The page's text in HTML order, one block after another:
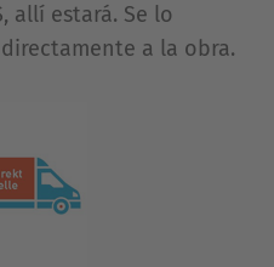
allí estará. Se lo
a la obra.